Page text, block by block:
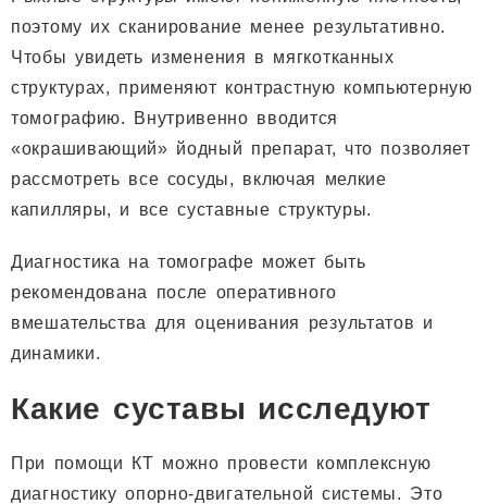
поэтому их сканирование менее результативно.
Чтобы увидеть изменения в мягкотканных
структурах, применяют контрастную компьютерную
томографию. Внутривенно вводится
«окрашивающий» йодный препарат, что позволяет
рассмотреть все сосуды, включая мелкие
капилляры, и все суставные структуры.
Диагностика на томографе может быть
рекомендована после оперативного
вмешательства для оценивания результатов и
динамики.
Какие суставы исследуют
При помощи КТ можно провести комплексную
диагностику опорно-двигательной системы. Это